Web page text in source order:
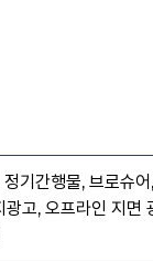
기간행물, 브로슈
고, 오프라인 지면